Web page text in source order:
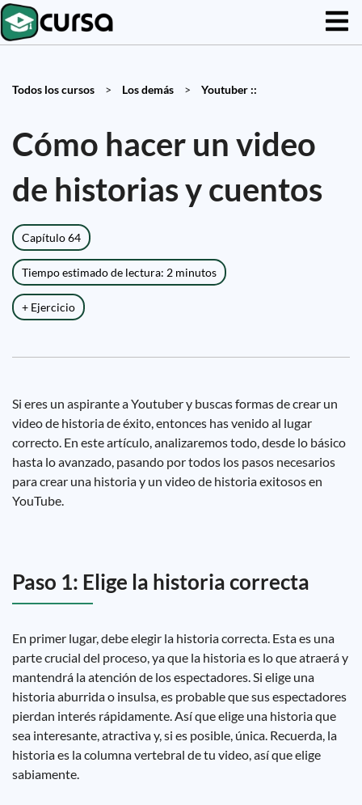
Todos los cursos > Los demás > Youtuber ::
Cómo hacer un video
de historias y cuentos
Capítulo 64
Tiempo estimado de lectura: 2 minutos
+ Ejercicio
Si eres un aspirante a Youtuber y buscas formas de crear un
video de historia de éxito, entonces has venido al lugar
correcto. En este artículo, analizaremos todo, desde lo básico
hasta lo avanzado, pasando por todos los pasos necesarios
para crear una historia y un video de historia exitosos en
YouTube.
Paso 1: Elige la historia correcta
En primer lugar, debe elegir la historia correcta. Esta es una
parte crucial del proceso, ya que la historia es lo que atraerá y
mantendrá la atención de los espectadores. Si elige una
historia aburrida o insulsa, es probable que sus espectadores
pierdan interés rápidamente. Así que elige una historia que
sea interesante, atractiva y, si es posible, única. Recuerda, la
historia es la columna vertebral de tu video, así que elige
sabiamente.